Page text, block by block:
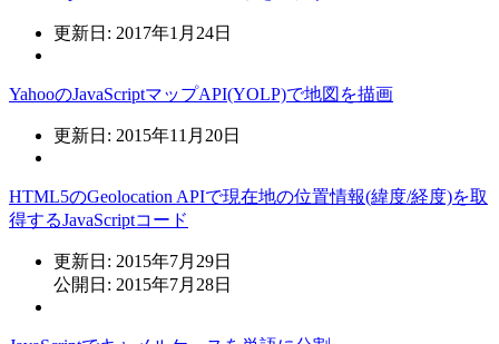
更新日: 2017年1月24日
YahooのJavaScriptマップAPI(YOLP)で地図を描画
更新日: 2015年11月20日
HTML5のGeolocation APIで現在地の位置情報(緯度/経度)を取
得するJavaScriptコード
更新日: 2015年7月29日
公開日: 2015年7月28日